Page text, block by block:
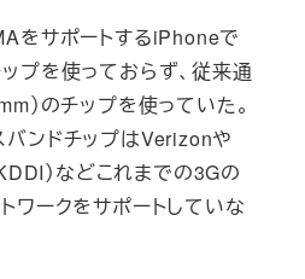
をサポートするiPhoneで
プを使っておらず、従来通
）のチップを使っていた。
ンドチップはVerizonや
）などこれまでの3Gの
ワークをサポートしていな